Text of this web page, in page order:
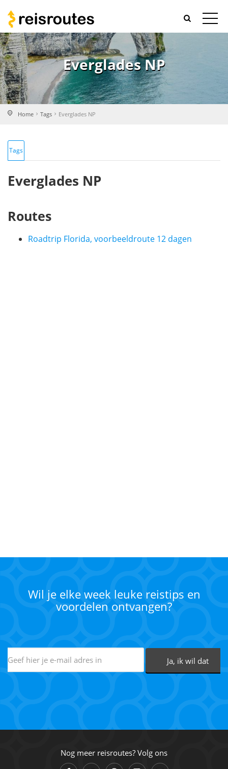
Everglades NP
Home Tags Everglades NP
Tags
Everglades NP
Routes
Roadtrip Florida, voorbeeldroute 12 dagen
Wil je elke week leuke reistips en
voordelen ontvangen?
Nog meer reisroutes? Volg ons